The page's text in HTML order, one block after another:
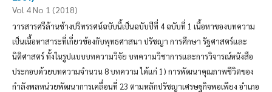
Vol 4 No 1 (2018)
วารสารศรีล้านช้างปริทรรศน์ฉบับนี้เป็นฉบับปีที่ 4 ฉบับที่ 1 เนื้อหาของบทความ
เป็นเนื้อหาสาระที่เกี่ยวข้องกับพุทธศาสนา ปรัชญา การศึกษา รัฐศาสตร์และ
นิติศาสตร์ ทั้งในรูปแบบบทความวิจัย บทความวิชาการและการวิจารณ์หนังสือ
ประกอบด้วยบทความจำนวน 8 บทความ ได้แก่ 1) การพัฒนาคุณภาพชีวิตของ
กำลังพลหน่วยพัฒนาการเคลื่อนที่ 23 ตามหลักปรัชญาเศรษฐกิจพอเพียง อำเภอ